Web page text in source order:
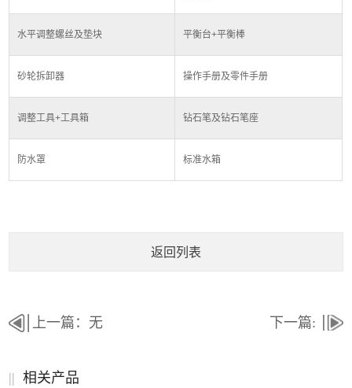
水平调整螺丝及垫块 平衡台+平衡棒
砂轮拆卸器 操作手册及零件手册
调整工具+工具箱 钻石笔及钻石笔座
防水罩 标准水箱
返回列表
上一篇：无 下一篇:
|| 相关产品